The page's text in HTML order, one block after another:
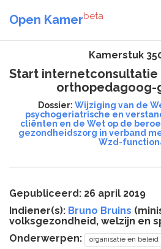
Open Kamerbeta
Kamerstuk
Start internetconsultatie
orthopedagoog-
Dossier: Wijziging van de
psychogeriatrische en
cliënten en de Wet op de
gezondheidszorg in verband
Wzd-
Gepubliceerd: 26 april 2019
Indiener(s): Bruno Bruins
volksgezondheid, welzijn en
Onderwerpen:
organisatie en beleid